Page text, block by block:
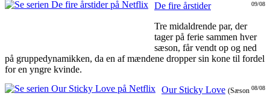
09/08
De fire årstider
Tre midaldrende par, der
tager på ferie sammen hver
sæson, får vendt op og ned
på gruppedynamikken, da en af mændene dropper sin kone til fordel
for en yngre kvinde.
08/08
Our Sticky Love (Sæson